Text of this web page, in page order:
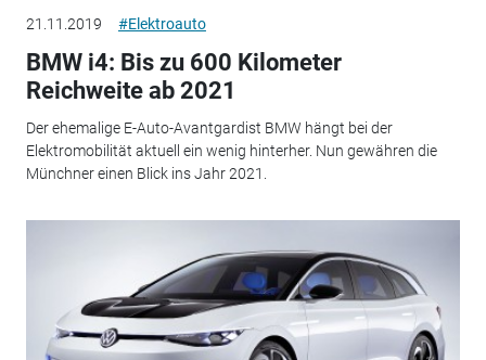
21.11.2019 #Elektroauto
BMW i4: Bis zu 600 Kilometer
Reichweite ab 2021
Der ehemalige E-Auto-Avantgardist BMW hängt bei der
Elektromobilität aktuell ein wenig hinterher. Nun gewähren die
Münchner einen Blick ins Jahr 2021.